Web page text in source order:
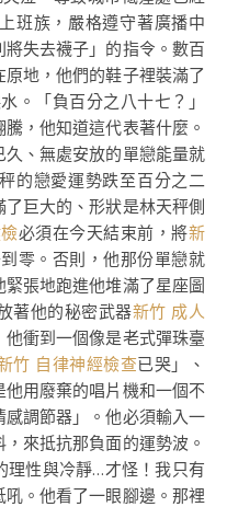
班族，嚴格遵守著廣播中
將失去襪子」的指令。數百
地，他們的鞋子裡裝滿了
。「負百分之八十七？」
，他知道這代表著什麼。
、無處安放的單戀能量就
的戀愛運勢跌至百分之二
巨大的、形狀是林天秤側
必須在今天結束前，將新
零。否則，他那份單戀就
張地跑進他堆滿了星座圖
著他的秘密武器新竹 成人
衝到一個像是老式彈珠臺
竹 自律神經檢查已哭」、
他用廢棄的唱片機和一個不
調節器」。他必須輸入一
來抵抗那負面的運勢波。
理性與冷靜…才怪！我只有
。他看了一眼腳邊。那裡